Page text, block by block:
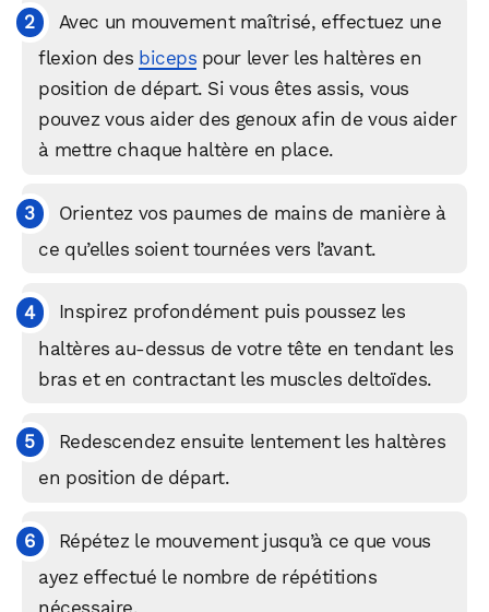
Avec un mouvement maîtrisé, effectuez une
flexion des biceps pour lever les haltères en
position de départ. Si vous êtes assis, vous
pouvez vous aider des genoux afin de vous aider
à mettre chaque haltère en place.
Orientez vos paumes de mains de manière à
ce qu’elles soient tournées vers l’avant.
Inspirez profondément puis poussez les
haltères au-dessus de votre tête en tendant les
bras et en contractant les muscles deltoïdes.
Redescendez ensuite lentement les haltères
en position de départ.
Répétez le mouvement jusqu’à ce que vous
ayez effectué le nombre de répétitions